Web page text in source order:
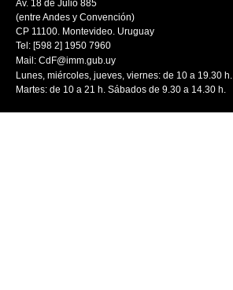
Av. 18 de Julio 885
(entre Andes y Convención)
CP 11100. Montevideo. Uruguay
Tel: [598 2] 1950 7960
Mail: CdF@imm.gub.uy
Lunes, miércoles, jueves, viernes: de 10 a 19.30 h.
Martes: de 10 a 21 h. Sábados de 9.30 a 14.30 h.